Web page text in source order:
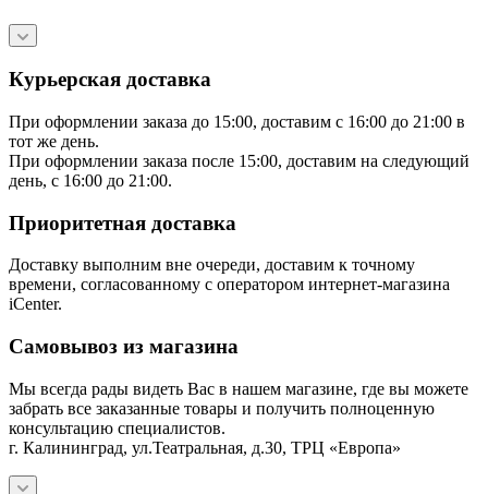
Курьерская доставка
При оформлении заказа до 15:00, доставим с 16:00 до 21:00 в
тот же день.
При оформлении заказа после 15:00, доставим на следующий
день, с 16:00 до 21:00.
Приоритетная доставка
Доставку выполним вне очереди, доставим к точному
времени, согласованному с оператором интернет-магазина
iCenter.
Самовывоз из магазина
Мы всегда рады видеть Вас в нашем магазине, где вы можете
забрать все заказанные товары и получить полноценную
консультацию специалистов.
г. Калининград, ул.Театральная, д.30, ТРЦ «Европа»